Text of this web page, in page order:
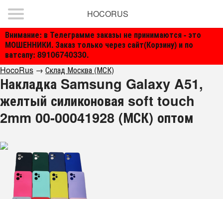
Внимание: в Телеграмме заказы не принимаются - это
МОШЕННИКИ. Заказ только через сайт(Корзину) и по
ватсапу: 89106740330.
HOCORUS
HocoRus → Склад Москва (МСК)
Накладка Samsung Galaxy A51,
желтый силиконовая soft touch
2mm 00-00041928 (МСК) оптом